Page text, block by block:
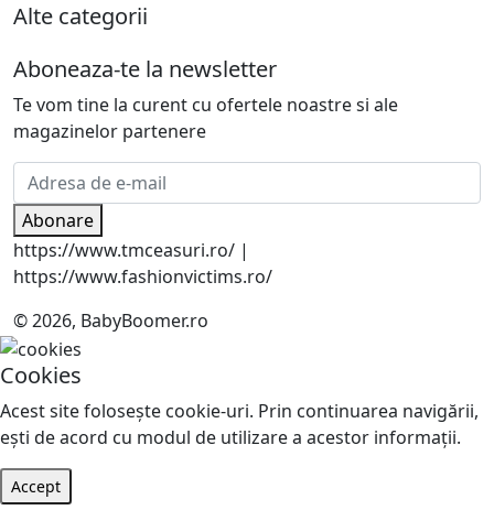
Alte categorii
Aboneaza-te la newsletter
Te vom tine la curent cu ofertele noastre si ale
magazinelor partenere
Abonare
https://www.tmceasuri.ro/ |
https://www.fashionvictims.ro/
© 2026, BabyBoomer.ro
Cookies
Acest site foloseşte cookie-uri. Prin continuarea navigării,
eşti de acord cu modul de utilizare a acestor informaţii.
Accept